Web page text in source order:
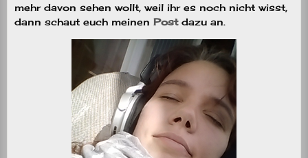
mehr davon sehen wollt, weil ihr es noch nicht wisst,
dann schaut euch meinen Post dazu an.